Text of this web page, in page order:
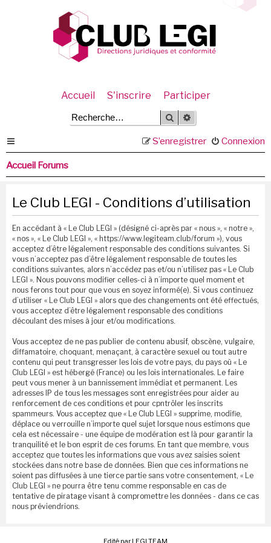
Accueil S'inscrire Participer
Rechercher
Connexion
S’enregistrer
Accueil Forums
Le Club LEGI - Conditions d’utilisation
En accédant à « Le Club LEGI » (désigné ci-après par « nous », « notre »,
« nos », « Le Club LEGI », « https://www.legiteam.club/forum »), vous
acceptez d’être légalement responsable des conditions suivantes. Si
vous n’acceptez pas d’être légalement responsable de toutes les
conditions suivantes, alors n’accédez pas et/ou n’utilisez pas « Le Club
LEGI ». Nous pouvons modifier celles-ci à n’importe quel moment et
nous ferons tout pour que vous en soyez informé(e). Si vous continuez
d’utiliser « Le Club LEGI » alors que des changements ont été effectués,
vous acceptez d’être légalement responsable des conditions
découlant des mises à jour et/ou modifications.
Vous acceptez de ne pas publier de contenu abusif, obscène, vulgaire,
diffamatoire, choquant, menaçant, à caractère sexuel ou tout autre
contenu qui peut transgresser les lois de votre pays, du pays où « Le
Club LEGI » est hébergé (France) ou les lois internationales. Le faire
peut vous mener à un bannissement immédiat et permanent. Les
adresses IP de tous les messages sont enregistrées pour aider au
renforcement de ces conditions et pour cpntrôler les inscrits
spammeurs. Vous acceptez que « Le Club LEGI » supprime, modifie,
déplace ou verrouille n’importe quel sujet lorsque nous estimons que
cela est nécessaire - une équipe de modération est là pour garantir la
tranquilité et le bon esprit de ces forums. En tant que membre, vous
acceptez que toutes les informations que vous avez saisies soient
stockées dans notre base de données. Bien que ces informations ne
soient pas diffusées à une tierce partie sans votre consentement, « Le
Club LEGI » ne pourra être tenu comme responsable en cas de
tentative de piratage visant à compromettre les données - dans ce cas
nous préviendrions.
Edité par LEGI TEAM